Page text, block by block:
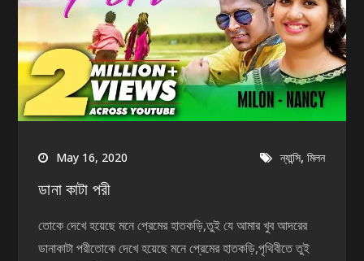
May 16, 2020 ন্যান্সি,মিলন
ডানা কাটা পরী
তোকে দেখে হয়েছে মনে প্রেমের হাতকড়ি,তুই যে আমার খুব আদরের
ডানাকাটা পরীতোকে দেখে হয়েছে মনে প্রেমের হাতকড়ি,পৃথিবীতে তুই